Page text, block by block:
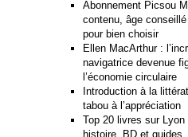
Abonnement Picsou
contenu, âge
pour bien choisir
Ellen MacArthur :
navigatrice devenue
l’économie circulaire
Introduction à la
tabou à l’appréciation
Top 20 livres sur Lyon
histoire, BD et guides